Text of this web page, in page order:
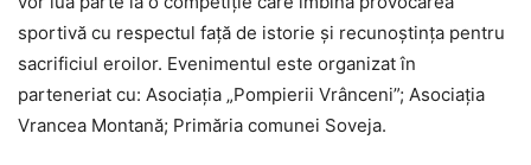
sportivă cu respectul față de istorie și recunoștința pentru
sacrificiul eroilor. Evenimentul este organizat în
parteneriat cu: Asociația „Pompierii Vrânceni”; Asociația
Vrancea Montană; Primăria comunei Soveja.